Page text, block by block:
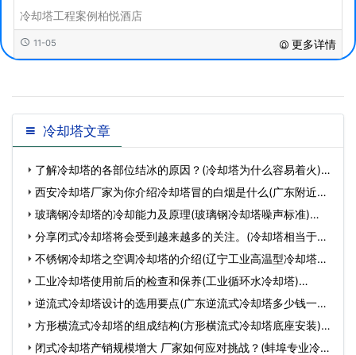
冷却塔工程案例柏悦酒店
11-05 更多详情
冷却塔文章
了解冷却塔的各部位结冰的原因？(冷却塔为什么容易着火)…
西安冷却塔厂家为你介绍冷却塔冒的白烟是什么(广东附近冷
却…玻璃钢冷却塔的冷却能力及原理(玻璃钢冷却塔噪声标准)…
分享闭式冷却塔将会受到越来越多的关注。(冷却塔相当于什
么…不锈钢冷却塔之空调冷却塔的介绍(辽宁工业高温型冷却塔型
号…工业冷却塔使用前后的检查和保养(工业循环水冷却塔)…
逆流式冷却塔设计的选用要点(广东逆流式冷却塔多少钱一台)
… 方形横流式冷却塔的组成结构(方形横流式冷却塔底座安装)…
闭式冷却塔产销规模增大 厂家如何应对挑战？(蚌埠专业冷却